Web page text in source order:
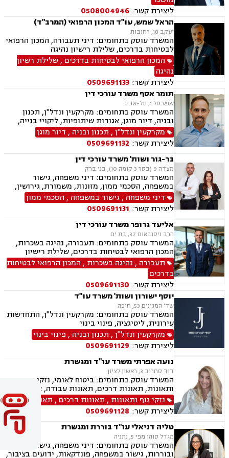
ליצירת קשר: 0508004946
הראל שמש, עו"ד המכון הרפואי (המרב"ד)
יעקב 18, רחובות
המשרד עוסק בתחומים: דיני תעבורה, המכון הרפואי
לבטיחות בדרכים, שלילת רישיון נהיגה
המכון הרפואי לבטיחות בדרכים ,שלילת רשיון
נהיגה
ליצירת קשר: 0509691133
תומר אסף משרד עורכי דין
שפע טל 1, תל-אביב
המשרד עוסק בתחומים: מקרקעין ונדל"ן, תכנון
ובניה, דיור מוגן, אגודות שיתופיות, ליקויי בנייה,
מושבים וקיבוצים, פינוי בינוי, קבוצות רכישה,
עסקאות מכר דירה, פינוי מושכר, הפקעת קרקעות,
מגרשים לבניה, דיירות מוגנת, נחלות ומשקים
במושבים, רשות מקרקעי ישראל, צווי הריסה, רישום
קבלנים, בתים משותפים, נדל"ן ביהודה ושומרון,
ייפוי כוח מתמשך, ירושות וצואות
מקרקעין ונדל"ן, תכנון ובניה , דיור מוגן
ליצירת קשר: 0509691132
בר-גור ושות' משרד עורכי דין
מצדה 9 (בסר 3 קומה 10), בני ברק
המשרד עוסק בתחומים: דיני משפחה, גישור
במשפחה, הסכמי ממון, מזונות, משמורת, גירושין,
חלוקת רכוש, מעמד אישי, זמני שהות.
דיני משפחה ,גישור במשפחה , הסכמי ממון
ליצירת קשר: 0509691131
אליעד גרופר משרד עורכי דין
הרב ניסנבאום 37, בת ים
המשרד עוסק בתחומים: תעבורה, נהיגה בשכרות,
המכון הרפואי לבטיחות בדרכים, שלילת רישיון
נהיגה, פסילת רישיון מנהלית
תעבורה , נהיגה בשכרות , המכון הרפואי לבטיחות
בדרכים
ליצירת קשר: 0509691130
יוסף ישורון ושות' משרד עו"ד
שד' המגינים 53, חיפה
המשרד עוסק בתחומים: מקרקעין ונדל"ן, התחדשות
עירונית, ליטיגציה, פינוי בינוי
מקרקעין ונדל"ן, תכנון ובניה , פינוי בינוי
ליצירת קשר: 0509691129
נועה אפרתי משרד עו"ד ומגשרת
דוד סחרוב 3, ראשון לציון
המשרד עוסק בתחומים: ביטוח לאומי, נזקי גוף
ותאונות, תאונות דרכים, תאונות עבודה, אובדן כושר
עבודה, תאונות תלמידים, תאונות עקב רשלנות,
רשלנות רפואית, רשלנות רפואית- הריון ולידה,
רשלנות רפואית - רפואת שיניים, צבא ומשרד
הבטחון, נכי צה"ל, משפט צבאי.
נזקי גוף ותאונות , תאונות דרכים , תאונות עבודה
ליצירת קשר: 0509691128
טליה דניאלי עו"ד בוררת ומגשרת
מגדל סוהו מפי 5, נתניה
המשרד עוסק בתחומים: דיני משפחה, גישור
ובוררות, גישור במשפחה, פונדקאות, ידועים בציבור,